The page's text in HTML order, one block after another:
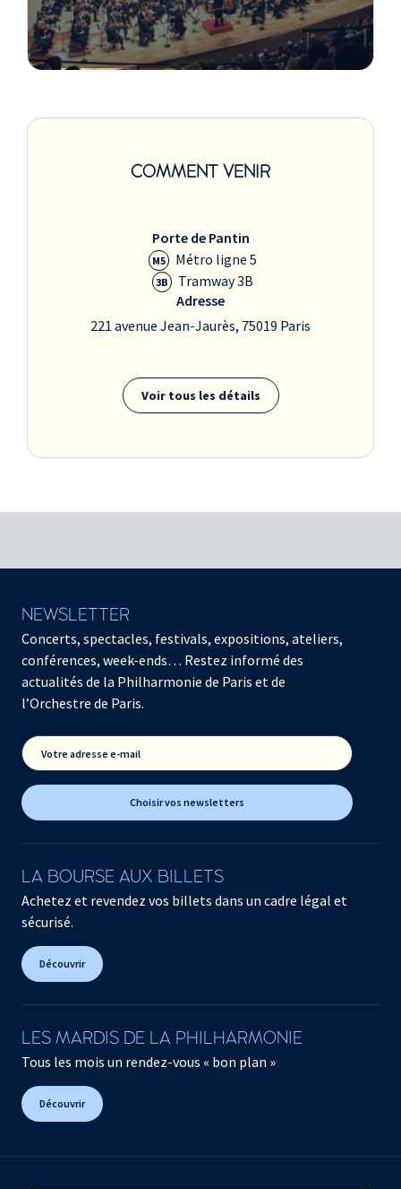
COMMENT VENIR
Porte de Pantin
M5 Métro ligne 5
3B
Tramway 3B
Adresse
221 avenue Jean-Jaurès, 75019 Paris
Voir tous les détails
NEWSLETTER
Concerts, spectacles, festivals, expositions, ateliers,
conférences, week-ends… Restez informé des
actualités de la Philharmonie de Paris et de
l’Orchestre de Paris.
Votre adresse e-mail
Choisir vos newsletters
LA BOURSE AUX BILLETS
Achetez et revendez vos billets dans un cadre légal et
sécurisé.
Découvrir
LES MARDIS DE LA PHILHARMONIE
Tous les mois un rendez-vous « bon plan »
Découvrir